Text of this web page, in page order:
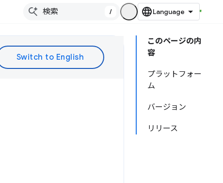
/
このページの内
容
プラットフォー
ム
バージョン
リリース